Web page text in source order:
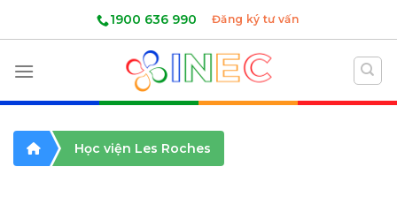
1900 636 990 Đăng ký tư vấn
Học viện Les Roches